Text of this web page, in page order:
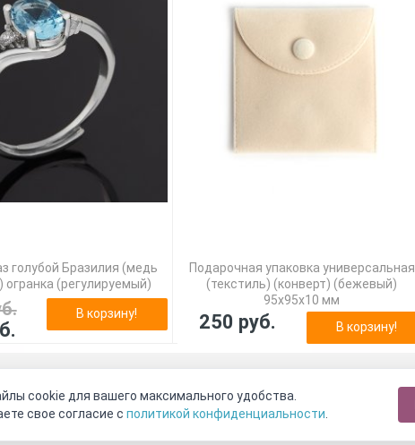
голубой Бразилия (медь
огранка (регулируемый)
В корзину!
Подарочная упаковка универсальная
(текстиль) (конверт) (бежевый)
95х95х10 мм
250 руб. В корзину!
о камнях
СОУТ Телеграм Max
cookie для вашего максимального удобства.
свое согласие с политикой конфиденциальности